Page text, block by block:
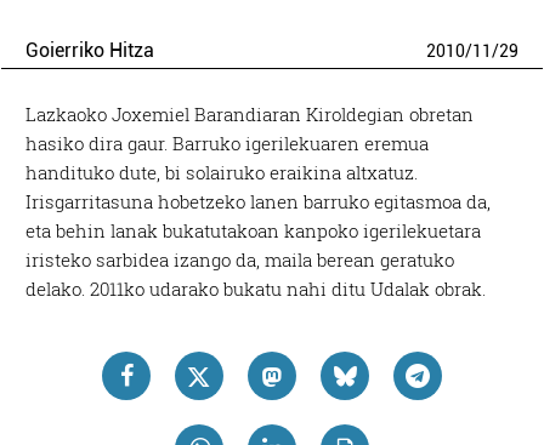
Goierriko Hitza 2010/11/29
Lazkaoko Joxemiel Barandiaran Kiroldegian obretan
hasiko dira gaur. Barruko igerilekuaren eremua
handituko dute, bi solairuko eraikina altxatuz.
Irisgarritasuna hobetzeko lanen barruko egitasmoa da,
eta behin lanak bukatutakoan kanpoko igerilekuetara
iristeko sarbidea izango da, maila berean geratuko
delako. 2011ko udarako bukatu nahi ditu Udalak obrak.